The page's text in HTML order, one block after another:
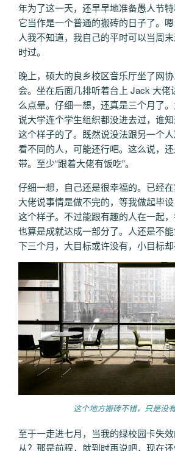
年为了这一天，还早早地准备愚人节
它当作是一个普通的搬砖的日子了。
人我不知道，我自己的平时可以当周
时过。
晚上，硕大的良乡校区音乐厅坐了网
会。坐在后面几排听着台上 Jack 大佬
么点晕。仔细一想，还真是三个月了
说大学连个学生组织都没进去过，谁
这个样子的了。既然说没法跟另一个
看不同的人，可能还行吧。这么说，
带。至少“跟着大佬有饭吃”。
仔细一想，自己还是很幸福的。已经
大佬说事情是做不完的，等我做起毕
这个样子。不过能跟有趣的人在一起，
也算是成就达成一部分了。人还是不
下三个月，大目标或许没有，小目标却
这个地方搬砖不错，只是没
至于一走进七月，当我的绿校园卡失
从？那是前程，就到时再说吧，现在